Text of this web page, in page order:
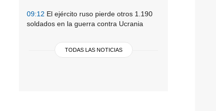
09:12 El ejército ruso pierde otros 1.190
soldados en la guerra contra Ucrania
TODAS LAS NOTICIAS